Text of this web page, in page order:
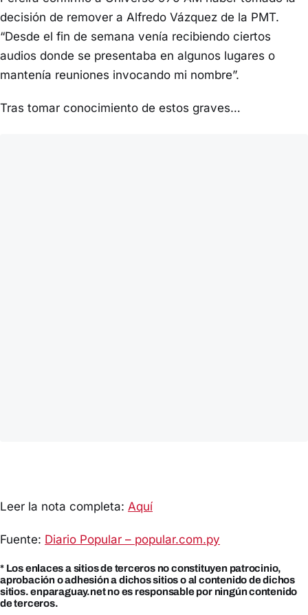
decisión de remover a Alfredo Vázquez de la PMT.
“Desde el fin de semana venía recibiendo ciertos
audios donde se presentaba en algunos lugares o
mantenía reuniones invocando mi nombre”.
Tras tomar conocimiento de estos graves…
Leer la nota completa: Aquí
Fuente: Diario Popular – popular.com.py
* Los enlaces a sitios de terceros no constituyen patrocinio,
aprobación o adhesión a dichos sitios o al contenido de dichos
sitios. enparaguay.net no es responsable por ningún contenido
de terceros.